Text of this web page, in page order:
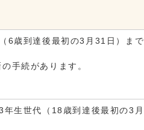
6歳到達後最初の3月31日）まで
手続があります。
生世代（18歳到達後最初の3月